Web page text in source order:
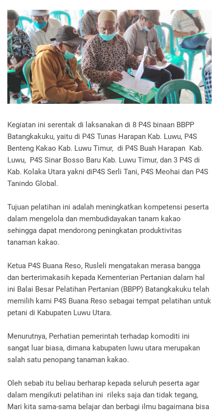
Kegiatan ini serentak di laksanakan di 8 P4S binaan BBPP
Batangkakuku, yaitu di P4S Tunas Harapan Kab. Luwu, P4S
Benteng Kakao Kab. Luwu Timur, di P4S Buah Harapan Kab.
Luwu, P4S Sinar Bosso Baru Kab. Luwu Timur, dan 3 P4S di
Kab. Kolaka Utara yakni diP4S Serli Tani, P4S Meohai dan P4S
Tanindo Global.
Tujuan pelatihan ini adalah meningkatkan kompetensi peserta
dalam mengelola dan membudidayakan tanam kakao
sehingga dapat mendorong peningkatan produktivitas
tanaman kakao.
Ketua P4S Buana Reso, Rusleli mengatakan merasa bangga
dan berterimakasih kepada Kementerian Pertanian dalam hal
ini Balai Besar Pelatihan Pertanian (BBPP) Batangkakuku telah
memilih kami P4S Buana Reso sebagai tempat pelatihan untuk
petani di Kabupaten Luwu Utara.
Menurutnya, Perhatian pemerintah terhadap komoditi ini
sangat luar biasa, dimana kabupaten luwu utara merupakan
salah satu penopang tanaman kakao.
Oleh sebab itu beliau berharap kepada seluruh peserta agar
dalam mengikuti pelatihan ini rileks saja dan tidak tegang,
Mari kita sama-sama belajar dan berbagi ilmu bagaimana bisa